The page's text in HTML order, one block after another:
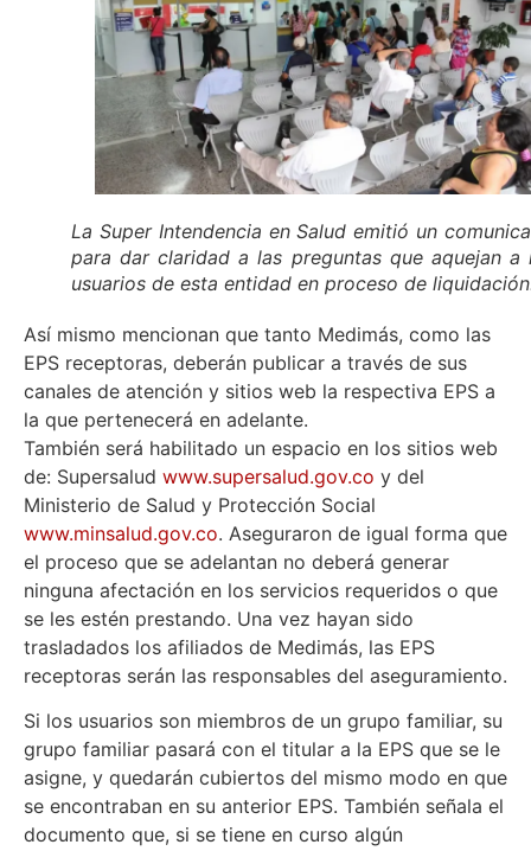
La Super Intendencia en Salud emitió un
para dar claridad a las preguntas que aquejan a
usuarios de esta entidad en proceso de
Así mismo mencionan que tanto Medimás, como las
EPS receptoras, deberán publicar a través de sus
canales de atención y sitios web la respectiva EPS a
la que pertenecerá en adelante.
También será habilitado un espacio en los sitios web
de: Supersalud www.supersalud.gov.co y del
Ministerio de Salud y Protección Social
www.minsalud.gov.co. Aseguraron de igual forma que
el proceso que se adelantan no deberá generar
ninguna afectación en los servicios requeridos o que
se les estén prestando. Una vez hayan sido
trasladados los afiliados de Medimás, las EPS
receptoras serán las responsables del aseguramiento.
Si los usuarios son miembros de un grupo familiar, su
grupo familiar pasará con el titular a la EPS que se le
asigne, y quedarán cubiertos del mismo modo en que
se encontraban en su anterior EPS. También señala el
documento que, si se tiene en curso algún